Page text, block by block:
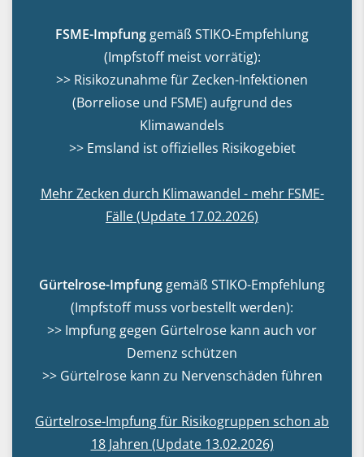
FSME-Impfung gemäß STIKO-Empfehlung
(Impfstoff meist vorrätig):
>> Risikozunahme für Zecken-Infektionen
(Borreliose und FSME) aufgrund des
Klimawandels
>> Emsland ist offizielles Risikogebiet
Mehr Zecken durch Klimawandel - mehr FSME-
Fälle (Update 17.02.2026)
Gürtelrose-Impfung gemäß STIKO-Empfehlung
(Impfstoff muss vorbestellt werden):
>> Impfung gegen Gürtelrose kann auch vor
Demenz schützen
>> Gürtelrose kann zu Nervenschäden führen
Gürtelrose-Impfung für Risikogruppen schon ab
18 Jahren (Update 13.02.2026)